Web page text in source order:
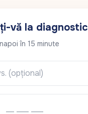
vă la diagnostic
în 15 minute